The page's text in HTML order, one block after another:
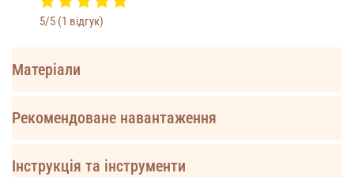
5/5 (1 відгук)
Матеріали
Рекомендоване навантаження
Інструкція та інструменти